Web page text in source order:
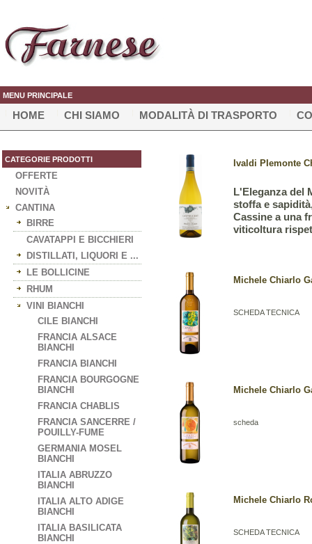
MENU PRINCIPALE
HOME CHI SIAMO MODALITÀ DI TRASPORTO
CATEGORIE PRODOTTI
OFFERTE
NOVITÀ
CANTINA
BIRRE
CAVATAPPI E BICCHIERI
DISTILLATI, LIQUORI E ...
LE BOLLICINE
RHUM
VINI BIANCHI
CILE BIANCHI
FRANCIA ALSACE
BIANCHI
FRANCIA BIANCHI
FRANCIA BOURGOGNE
BIANCHI
FRANCIA CHABLIS
FRANCIA SANCERRE /
POUILLY-FUME
GERMANIA MOSEL
BIANCHI
ITALIA ABRUZZO
BIANCHI
ITALIA ALTO ADIGE
BIANCHI
ITALIA BASILICATA
BIANCHI
Ivaldi PIemonte
L'Eleganza del
stoffa e
Cassine a una
viticoltura
Michele Chiarlo
SCHEDA TECNICA
Michele Chiarlo
scheda
Michele Chiarlo
SCHEDA TECNICA